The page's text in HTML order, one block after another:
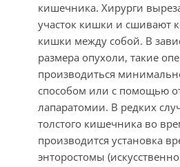
кишечника. Хирурги
участок кишки и сшивают
кишки между собой. В
размера опухоли, такие
производиться
способом или с помощью
лапаратомии. В редких
толстого кишечника во
производится установка
энторостомы